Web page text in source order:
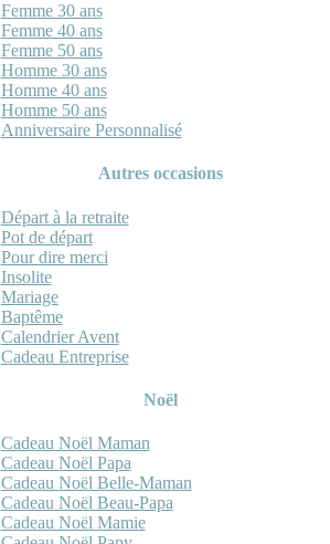
Femme 30 ans
Femme 40 ans
Femme 50 ans
Homme 30 ans
Homme 40 ans
Homme 50 ans
Anniversaire Personnalisé
Autres occasions
Départ à la retraite
Pot de départ
Pour dire merci
Insolite
Mariage
Baptême
Calendrier Avent
Cadeau Entreprise
Noël
Cadeau Noël Maman
Cadeau Noël Papa
Cadeau Noël Belle-Maman
Cadeau Noël Beau-Papa
Cadeau Noël Mamie